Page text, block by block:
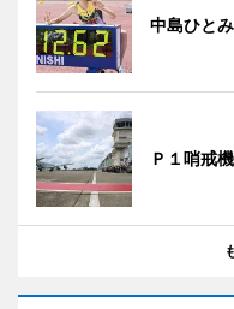
中島ひと
Ｐ１哨戒